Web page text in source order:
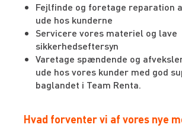
Fejlfinde og foretage reparation
ude hos kunderne
Servicere vores materiel og lave
sikkerhedseftersyn
Varetage spændende og
ude hos vores kunder med god
baglandet i Team Renta.
Hvad forventer vi af vores nye